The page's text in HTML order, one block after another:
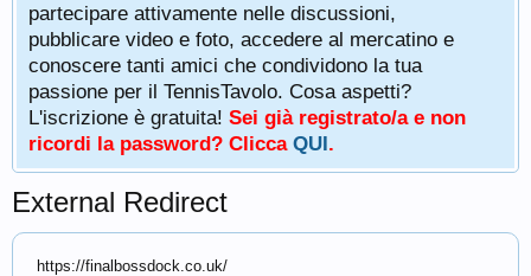
partecipare attivamente nelle discussioni,
pubblicare video e foto, accedere al mercatino e
conoscere tanti amici che condividono la tua
passione per il TennisTavolo. Cosa aspetti?
L'iscrizione è gratuita! Sei già registrato/a e non
ricordi la password? Clicca QUI.
External Redirect
https://finalbossdock.co.uk/